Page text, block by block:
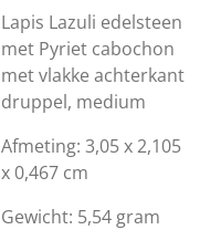
Lapis Lazuli edelsteen
met Pyriet cabochon
met vlakke achterkant
druppel, medium
Afmeting: 3,05 x 2,105
x 0,467 cm
Gewicht: 5,54 gram